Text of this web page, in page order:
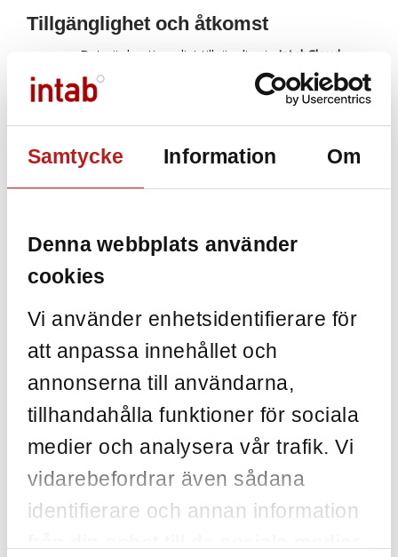
Samtycke Information Om
Denna webbplats använder
cookies
Vi använder enhetsidentifierare för
att anpassa innehållet och
annonserna till användarna,
tillhandahålla funktioner för sociala
medier och analysera vår trafik. Vi
vidarebefordrar även sådana
identifierare och annan information
från din enhet till de sociala medier
Tillgänglighet och åtkomst
Data är kontinuerligt tillgänglig via IntabCloud
Export kan göras via självbetjäning i portalen eller
genom kontakt med supporten.
Begränsningar kan förekomma för realtidsdata,
systemdata.
Åtkomst ges endast till kontoägaren eller behöriga
Lagringstid och gallring
Data lagras under abonnemangsperioden.
annat avtalats, därefter raderas den.
Säkerhetskopior behålls i 90 dagar enligt vår